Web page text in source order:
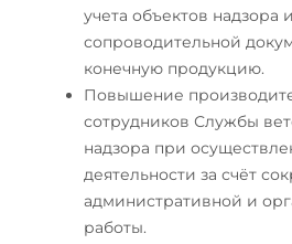
учета объектов
сопроводительной
конечную продукцию.
Повышение
сотрудников Службы
надзора при
деятельности за счёт
административной и
работы.